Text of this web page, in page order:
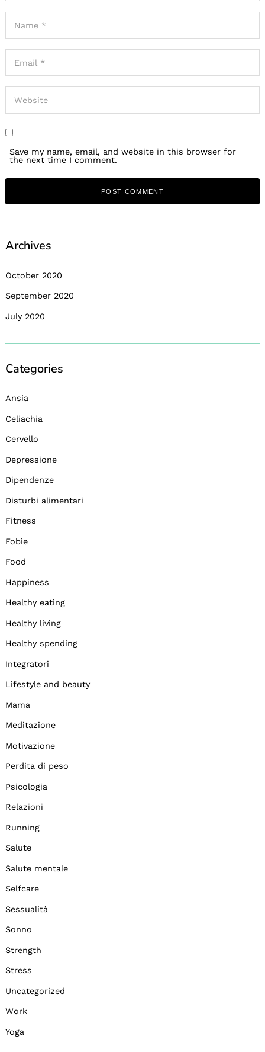
Save my name, email, and website in this browser for
the next time I comment.
Archives
October 2020
September 2020
July 2020
Categories
Ansia
Celiachia
Cervello
Depressione
Dipendenze
Disturbi alimentari
Fitness
Fobie
Food
Happiness
Healthy eating
Healthy living
Healthy spending
Integratori
Lifestyle and beauty
Mama
Meditazione
Motivazione
Perdita di peso
Psicologia
Relazioni
Running
Salute
Salute mentale
Selfcare
Sessualità
Sonno
Strength
Stress
Uncategorized
Work
Yoga